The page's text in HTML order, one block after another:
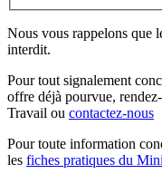
Nous vous rappelons que
interdit.
Pour tout signalement
offre déjà pourvue,
Travail ou contactez-nous
Pour toute information
les fiches pratiques du